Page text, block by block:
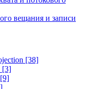
вещания и записи
[38]
[3]
[9]